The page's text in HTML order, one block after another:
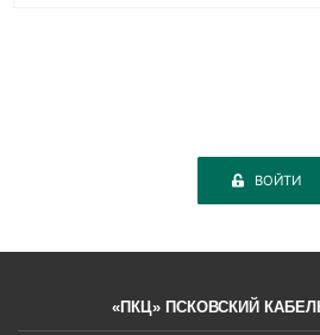
ВОЙТИ
«ПКЦ» ПСКОВСКИЙ